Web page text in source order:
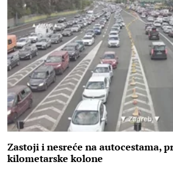
Zastoji i nesreće na autocestama,
kilometarske kolone